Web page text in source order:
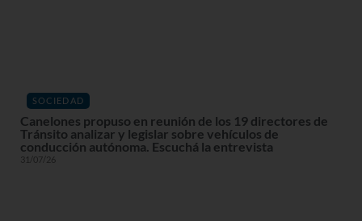
SOCIEDAD
Canelones propuso en reunión de los 19 directores de
Tránsito analizar y legislar sobre vehículos de
conducción autónoma. Escuchá la entrevista
31/07/26